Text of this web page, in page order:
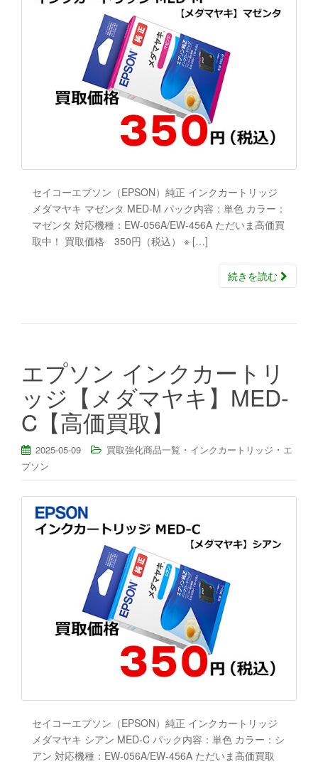
セイコーエプソン（EPSON）純正 インクカートリッジ
メダマヤキ マゼンタ MED-M パック内容：単色 カラー：
マゼンタ 対応機種：EW-056A/EW-456A ただいま高価買
取中！ 買取価格 350円（税込） ※ […]
続きを読む
エプソン インクカートリ
ッジ【メダマヤキ】MED-
C【高価買取】
2025-05-09 買取強化商品一覧 ・ インクカートリッジ ・ エ
プソン
セイコーエプソン（EPSON）純正 インクカートリッジ
メダマヤキ シアン MED-C パック内容：単色 カラー：シ
アン 対応機種：EW-056A/EW-456A ただいま高価買取